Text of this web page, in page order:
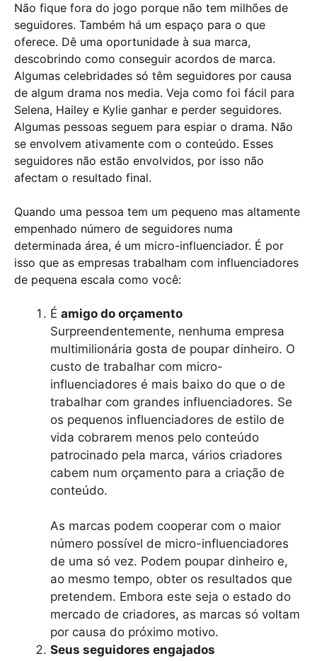
Não fique fora do jogo porque não tem milhões de
seguidores. Também há um espaço para o que
oferece. Dê uma oportunidade à sua marca,
descobrindo como conseguir acordos de marca.
Algumas celebridades só têm seguidores por causa
de algum drama nos media. Veja como foi fácil para
Selena, Hailey e Kylie ganhar e perder seguidores.
Algumas pessoas seguem para espiar o drama. Não
se envolvem ativamente com o conteúdo. Esses
seguidores não estão envolvidos, por isso não
afectam o resultado final.
Quando uma pessoa tem um pequeno mas altamente
empenhado número de seguidores numa
determinada área, é um micro-influenciador. É por
isso que as empresas trabalham com influenciadores
de pequena escala como você:
É amigo do orçamento
Surpreendentemente, nenhuma empresa
multimilionária gosta de poupar dinheiro. O
custo de trabalhar com micro-
influenciadores é mais baixo do que o de
trabalhar com grandes influenciadores. Se
os pequenos influenciadores de estilo de
vida cobrarem menos pelo conteúdo
patrocinado pela marca, vários criadores
cabem num orçamento para a criação de
conteúdo.
As marcas podem cooperar com o maior
número possível de micro-influenciadores
de uma só vez. Podem poupar dinheiro e,
ao mesmo tempo, obter os resultados que
pretendem. Embora este seja o estado do
mercado de criadores, as marcas só voltam
por causa do próximo motivo.
Seus seguidores engajados